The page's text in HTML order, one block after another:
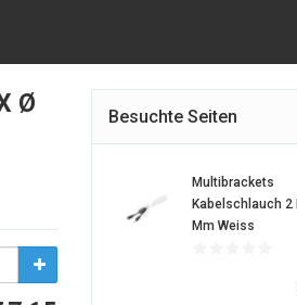
Ø
Besuchte Seiten
Multibrackets
Kabelschlauch 2
Mm Weiss363967-